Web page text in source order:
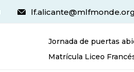
Jornada de puertas
Matrícula Liceo